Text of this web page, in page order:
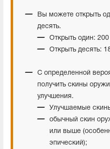
Вы можете открыть
десять.
Открыть один:
Открыть десять:
С определенной
получить скины
улучшения.
Улучшаемые
обычный скин
или выше
эпический);